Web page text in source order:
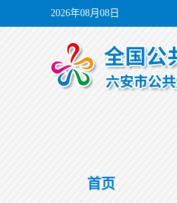
2026年08月08日
首页